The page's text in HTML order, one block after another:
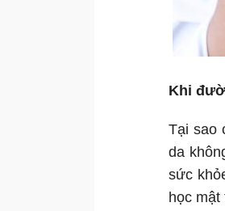
Khi
Tại sao
da
sức
học mật